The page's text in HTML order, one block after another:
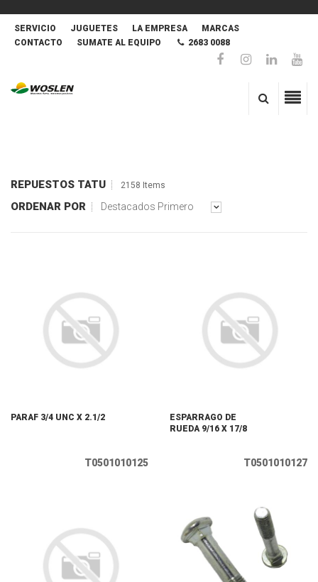
SERVICIO JUGUETES LA EMPRESA
MARCAS
CONTACTO
SUMATE AL EQUIPO 2683 0088
REPUESTOS TATU 2158 Items
ORDENAR POR Destacados Primero
PARAF 3/4 UNC X 2.1/2
T0501010125
ESPARRAGO DE
RUEDA 9/16 X 17/8
T0501010127